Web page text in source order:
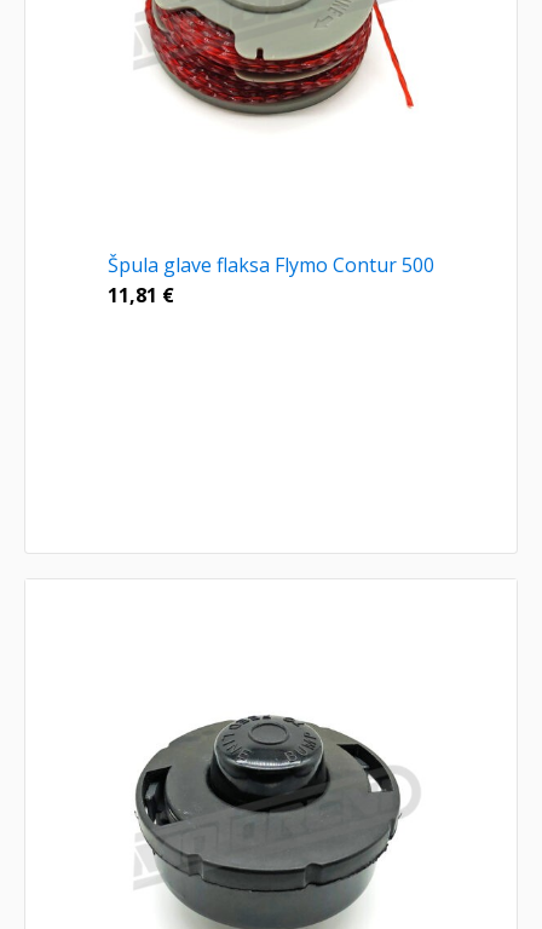
Špula glave flaksa Flymo Contur 500
11,81 €